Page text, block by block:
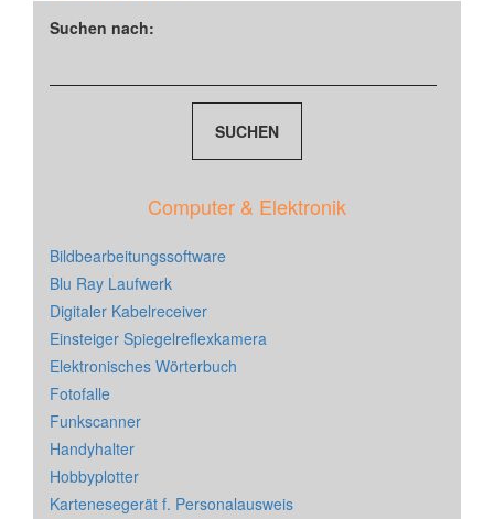
Suchen nach:
Computer & Elektronik
Bildbearbeitungssoftware
Blu Ray Laufwerk
Digitaler Kabelreceiver
Einsteiger Spiegelreflexkamera
Elektronisches Wörterbuch
Fotofalle
Funkscanner
Handyhalter
Hobbyplotter
Kartenesegerät f. Personalausweis